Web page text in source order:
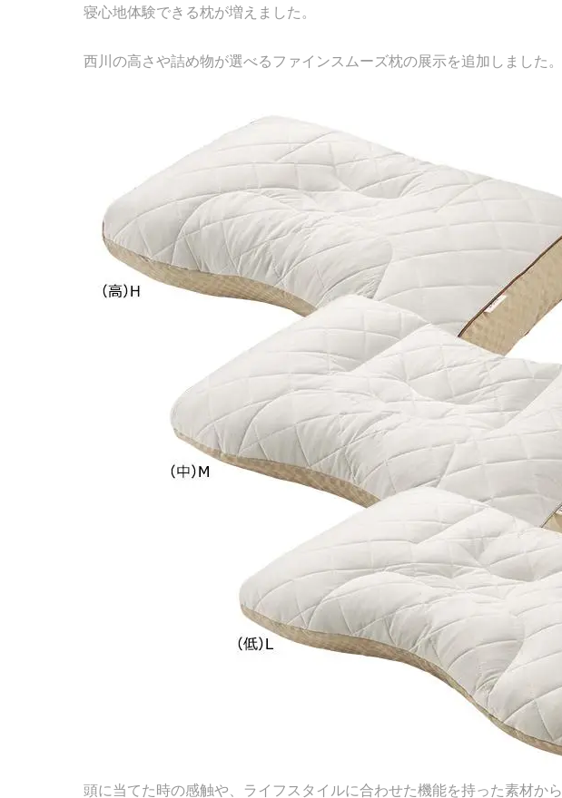
寝心地体験できる枕が増えました。
西川の高さや詰め物が選べるファインスムーズ枕の展示を追加しました。
頭に当てた時の感触や、ライフスタイルに合わせた機能を持った素材か